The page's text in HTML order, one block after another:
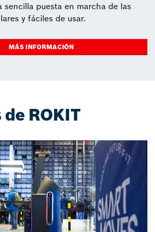
sencilla puesta en marcha de las
y fáciles de usar.
MÁS INFORMACIÓN
ROKIT